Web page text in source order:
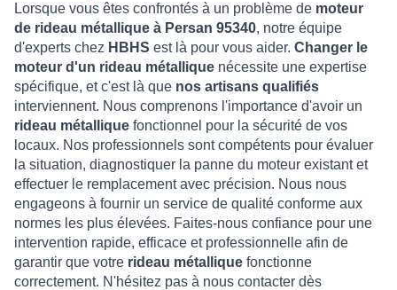
Lorsque vous êtes confrontés à un problème de moteur
de rideau métallique à Persan 95340, notre équipe
d'experts chez HBHS est là pour vous aider. Changer le
moteur d'un rideau métallique nécessite une expertise
spécifique, et c'est là que nos artisans qualifiés
interviennent. Nous comprenons l'importance d'avoir un
rideau métallique fonctionnel pour la sécurité de vos
locaux. Nos professionnels sont compétents pour évaluer
la situation, diagnostiquer la panne du moteur existant et
effectuer le remplacement avec précision. Nous nous
engageons à fournir un service de qualité conforme aux
normes les plus élevées. Faites-nous confiance pour une
intervention rapide, efficace et professionnelle afin de
garantir que votre rideau métallique fonctionne
correctement. N'hésitez pas à nous contacter dès